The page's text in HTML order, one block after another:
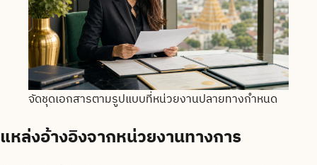
จัดชุดเอกสารตามรูปแบบที่หน่วยงานปลายทางกำหนด
แหล่งอ้างอิงจากหน่วยงานทางการ